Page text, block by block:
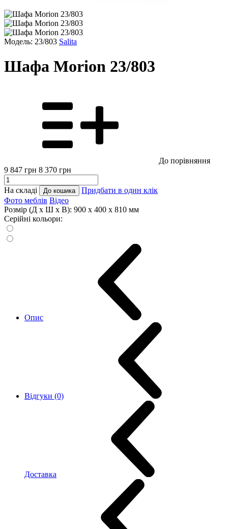
Модель: 23/803 Salita
Шафа Morion 23/803
До порівняння
9 847 грн 8 370 грн
На складі До кошика
Придбати в один клік
Фото меблів Відео
Розмір (Д x Ш x В): 900 x 400 x 810 мм
Серійні кольори:
Опис
Відгуки (0)
Доставка